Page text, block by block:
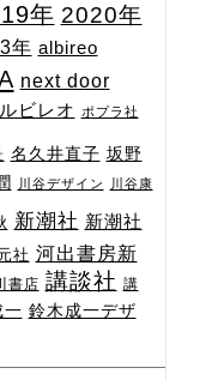
年 2020年
年 albireo
next door
ビレオ ポプラ社
名久井直子 坂野
川谷デザイン 川谷康
新潮社 新潮社
社 河出書房新
書店 講談社 講
一 鈴木成一デザ